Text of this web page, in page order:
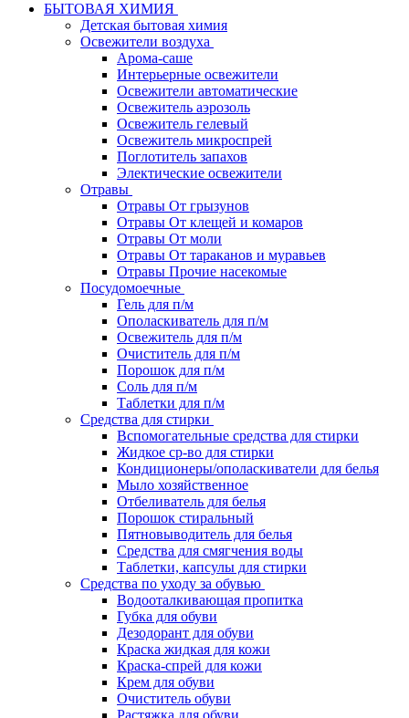
БЫТОВАЯ ХИМИЯ
Детская бытовая химия
Освежители воздуха
Арома-саше
Интерьерные освежители
Освежители автоматические
Освежитель аэрозоль
Освежитель гелевый
Освежитель микроспрей
Поглотитель запахов
Электические освежители
Отравы
Отравы От грызунов
Отравы От клещей и комаров
Отравы От моли
Отравы От тараканов и муравьев
Отравы Прочие насекомые
Посудомоечные
Гель для п/м
Ополаскиватель для п/м
Освежитель для п/м
Очиститель для п/м
Порошок для п/м
Соль для п/м
Таблетки для п/м
Средства для стирки
Вспомогательные средства для стирки
Жидкое ср-во для стирки
Кондиционеры/ополаскиватели для белья
Мыло хозяйственное
Отбеливатель для белья
Порошок стиральный
Пятновыводитель для белья
Средства для смягчения воды
Таблетки, капсулы для стирки
Средства по уходу за обувью
Водооталкивающая пропитка
Губка для обуви
Дезодорант для обуви
Краска жидкая для кожи
Краска-спрей для кожи
Крем для обуви
Очиститель обуви
Растяжка для обуви